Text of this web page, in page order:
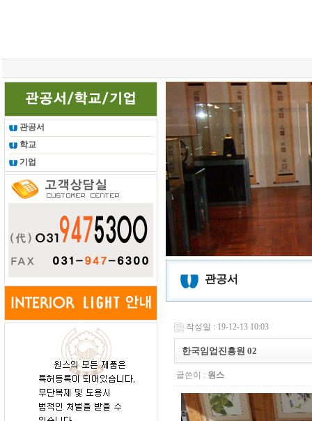
관공서
학교
기업
관공서
작성일 : 19-12-13 10:03
한국임업진흥원 02
글쓴이 : 원스